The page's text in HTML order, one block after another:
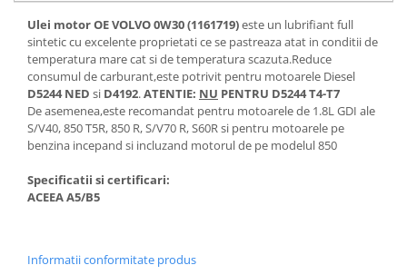
Placute frana
Discuri frana
Saboti frana
Senzori uzura placute
Tamburi frana
Cablu frana de mana
Electrice
Kit distributie
Ulei motor OE VOLVO 0W30 (1161719)este un lubrifiant full
sintetic cu excelente proprietati ce se pastreaza atat in conditii de
temperatura mare cat si de temperatura scazuta.Reduce
consumul de carburant,este potrivit pentru motoarele Diesel
D5244 NED si D4192.ATENTIE: NU PENTRU D5244 T4-T7
De asemenea,este recomandat pentru motoarele de 1.8L GDI ale
S/V40, 850 T5R, 850 R, S/V70 R, S60R si pentru motoarele pe
benzina incepand si incluzand motorul de pe modelul 850
Specificatii si certificari:
ACEEA A5/B5
Informatii conformitate produs